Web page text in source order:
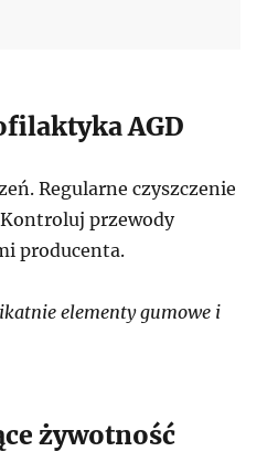
AGD
Regularne czyszczenie
przewody
producenta.
elementy gumowe i
żywotność